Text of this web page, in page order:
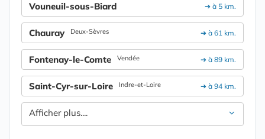
➔ à 5 km.
Vouneuil-sous-Biard
➔ à 61 km.
Chauray Deux-Sèvres
➔ à 89 km.
Fontenay-le-Comte Vendée
➔ à 94 km.
Saint-Cyr-sur-Loire Indre-et-Loire
Afficher plus....